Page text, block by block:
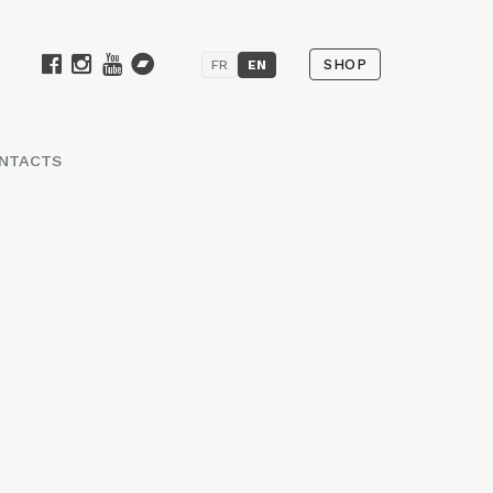
FR EN SHOP